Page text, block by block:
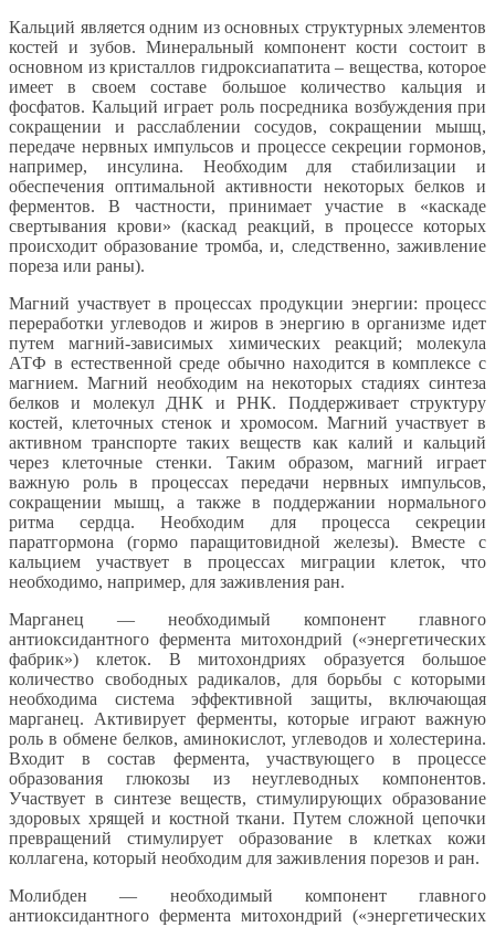
Кальций является одним из основных структурных элементов
костей и зубов. Минеральный компонент кости состоит в
основном из кристаллов гидроксиапатита – вещества, которое
имеет в своем составе большое количество кальция и
фосфатов. Кальций играет роль посредника возбуждения при
сокращении и расслаблении сосудов, сокращении мышц,
передаче нервных импульсов и процессе секреции гормонов,
например, инсулина. Необходим для стабилизации и
обеспечения оптимальной активности некоторых белков и
ферментов. В частности, принимает участие в «каскаде
свертывания крови» (каскад реакций, в процессе которых
происходит образование тромба, и, следственно, заживление
пореза или раны).
Магний участвует в процессах продукции энергии: процесс
переработки углеводов и жиров в энергию в организме идет
путем магний-зависимых химических реакций; молекула
АТФ в естественной среде обычно находится в комплексе с
магнием. Магний необходим на некоторых стадиях синтеза
белков и молекул ДНК и РНК. Поддерживает структуру
костей, клеточных стенок и хромосом. Магний участвует в
активном транспорте таких веществ как калий и кальций
через клеточные стенки. Таким образом, магний играет
важную роль в процессах передачи нервных импульсов,
сокращении мышц, а также в поддержании нормального
ритма сердца. Необходим для процесса секреции
паратгормона (гормо паращитовидной железы). Вместе с
кальцием участвует в процессах миграции клеток, что
необходимо, например, для заживления ран.
Марганец — необходимый компонент главного
антиоксидантного фермента митохондрий («энергетических
фабрик») клеток. В митохондриях образуется большое
количество свободных радикалов, для борьбы с которыми
необходима система эффективной защиты, включающая
марганец. Активирует ферменты, которые играют важную
роль в обмене белков, аминокислот, углеводов и холестерина.
Входит в состав фермента, участвующего в процессе
образования глюкозы из неуглеводных компонентов.
Участвует в синтезе веществ, стимулирующих образование
здоровых хрящей и костной ткани. Путем сложной цепочки
превращений стимулирует образование в клетках кожи
коллагена, который необходим для заживления порезов и ран.
Молибден — необходимый компонент главного
антиоксидантного фермента митохондрий («энергетических